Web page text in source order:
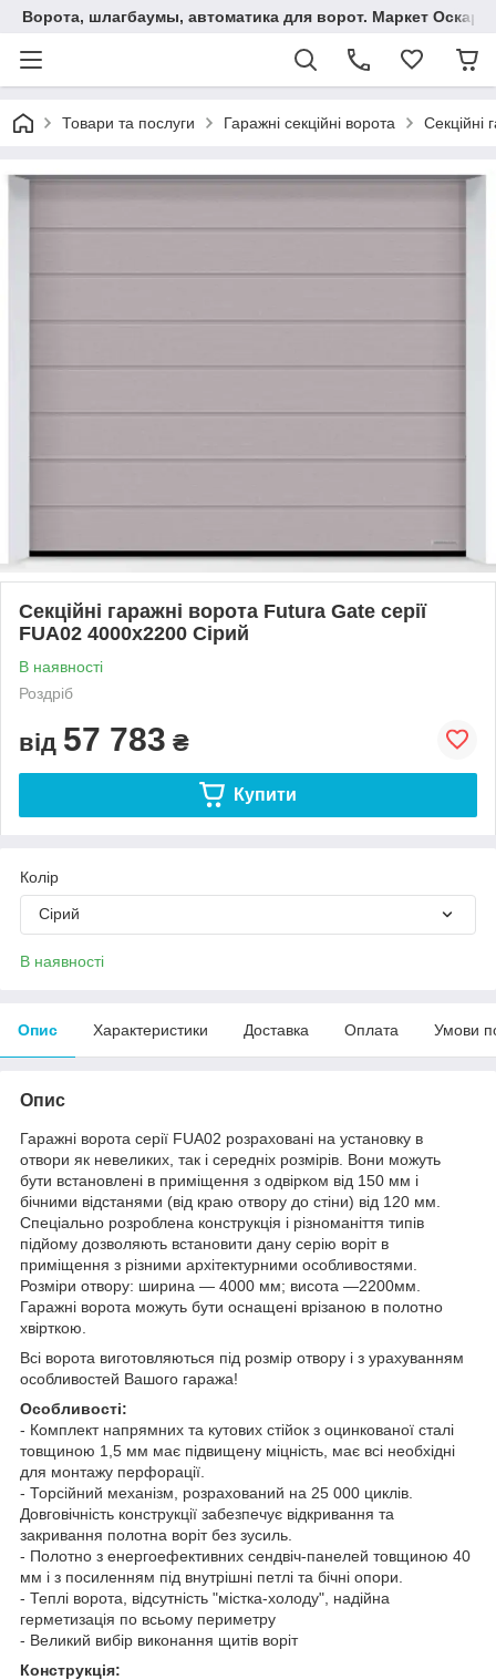
Ворота, шлагбаумы, автоматика для ворот. Маркет Оскар.
Товари та послуги Гаражні секційні ворота Секційні
Секційні гаражні ворота Futura Gate серії
FUA02 4000х2200 Сірий
В наявності
Роздріб
від 57 783 ₴
Купити
Колір
Сірий
В наявності
Опис Характеристики Доставка Оплата Умови
Опис
Гаражні ворота серії FUA02 розраховані на установку в
отвори як невеликих, так і середніх розмірів. Вони можуть
бути встановлені в приміщення з одвірком від 150 мм і
бічними відстанями (від краю отвору до стіни) від 120 мм.
Спеціально розроблена конструкція і різноманіття типів
підйому дозволяють встановити дану серію воріт в
приміщення з різними архітектурними особливостями.
Розміри отвору: ширина — 4000 мм; висота —2200мм.
Гаражні ворота можуть бути оснащені врізаною в полотно
хвірткою.
Всі ворота виготовляються під розмір отвору і з урахуванням
особливостей Вашого гаража!
Особливості:
- Комплект напрямних та кутових стійок з оцинкованої сталі
товщиною 1,5 мм має підвищену міцність, має всі необхідні
для монтажу перфорації.
- Торсійний механізм, розрахований на 25 000 циклів.
Довговічність конструкції забезпечує відкривання та
закривання полотна воріт без зусиль.
- Полотно з енергоефективних сендвіч-панелей товщиною 40
мм і з посиленням під внутрішні петлі та бічні опори.
- Теплі ворота, відсутність "містка-холоду", надійна
герметизація по всьому периметру
- Великий вибір виконання щитів воріт
Конструкція: